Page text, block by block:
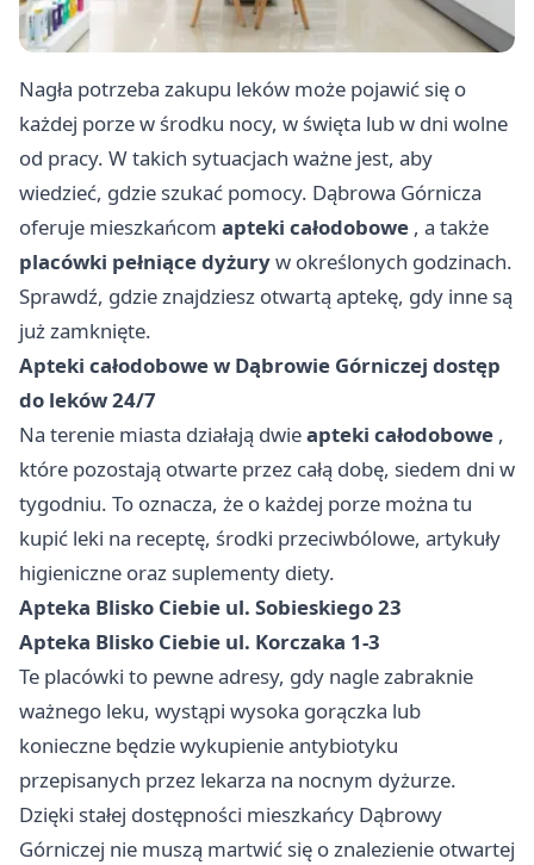
Nagła potrzeba zakupu leków może pojawić się o
każdej porze w środku nocy, w święta lub w dni wolne
od pracy. W takich sytuacjach ważne jest, aby
wiedzieć, gdzie szukać pomocy. Dąbrowa Górnicza
oferuje mieszkańcom apteki całodobowe , a także
placówki pełniące dyżuryw określonych godzinach.
Sprawdź, gdzie znajdziesz otwartą aptekę, gdy inne są
już zamknięte.
Apteki całodobowe w Dąbrowie Górniczej dostęp
do leków 24/7
Na terenie miasta działają dwieapteki całodobowe ,
które pozostają otwarte przez całą dobę, siedem dni w
tygodniu. To oznacza, że o każdej porze można tu
kupić leki na receptę, środki przeciwbólowe, artykuły
higieniczne oraz suplementy diety.
Apteka Blisko Ciebie ul. Sobieskiego 23
Apteka Blisko Ciebie ul. Korczaka 1-3
Te placówki to pewne adresy, gdy nagle zabraknie
ważnego leku, wystąpi wysoka gorączka lub
konieczne będzie wykupienie antybiotyku
przepisanych przez lekarza na nocnym dyżurze.
Dzięki stałej dostępności mieszkańcy Dąbrowy
Górniczej nie muszą martwić się o znalezienie otwartej